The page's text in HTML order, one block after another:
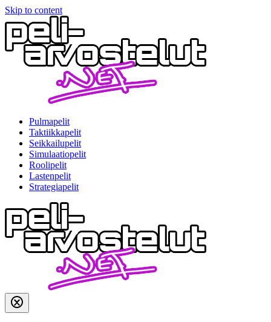
Skip to content
Pulmapelit
Taktiikkapelit
Seikkailupelit
Simulaatiopelit
Roolipelit
Lastenpelit
Strategiapelit